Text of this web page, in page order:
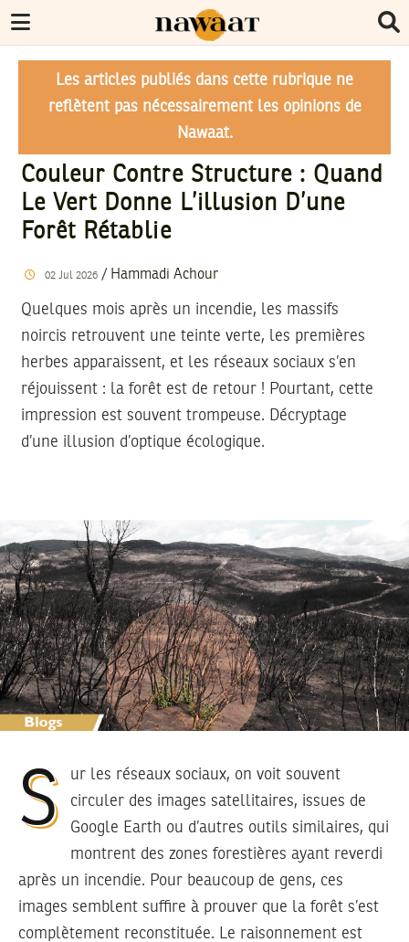
Les articles publiés dans cette rubrique ne
reflètent pas nécessairement les opinions de
Nawaat.
Couleur Contre Structure : Quand
Le Vert Donne L’illusion D’une
Forêt Rétablie
02 Jul 2026/ Hammadi Achour
Quelques mois après un incendie, les massifs
noircis retrouvent une teinte verte, les premières
herbes apparaissent, et les réseaux sociaux s’en
réjouissent : la forêt est de retour ! Pourtant, cette
impression est souvent trompeuse. Décryptage
d’une illusion d’optique écologique.
Sur les réseaux sociaux, on voit souvent
circuler des images satellitaires, issues de
Google Earth ou d’autres outils similaires, qui
montrent des zones forestières ayant reverdi
après un incendie. Pour beaucoup de gens, ces
images semblent suffire à prouver que la forêt s’est
complètement reconstituée. Le raisonnement est